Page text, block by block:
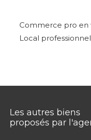
Commerce pro en
Local
Les autres biens
proposés par